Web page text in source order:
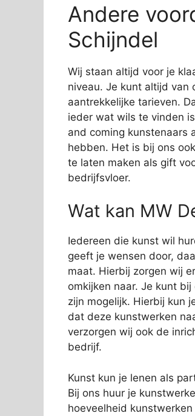
Andere
Schijndel
Wij staan altijd voor je
niveau. Je kunt altijd van
aantrekkelijke tarieven.
ieder wat wils te vinden
and coming kunstenaars
hebben. Het is bij ons
te laten maken als gift
bedrijfsvloer.
Wat kan MW
Iedereen die kunst wil
geeft je wensen door,
maat. Hierbij zorgen wij
omkijken naar. Je kunt
zijn mogelijk. Hierbij kun
dat deze kunstwerken
verzorgen wij ook de
bedrijf.
Kunst kun je lenen als
Bij ons huur je
hoeveelheid